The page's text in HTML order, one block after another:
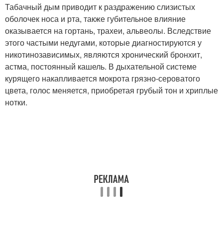
Табачный дым приводит к раздражению слизистых
оболочек носа и рта, также губительное влияние
оказывается на гортань, трахеи, альвеолы. Вследствие
этого частыми недугами, которые диагностируются у
никотинозависимых, являются хронический бронхит,
астма, постоянный кашель. В дыхательной системе
курящего накапливается мокрота грязно-сероватого
цвета, голос меняется, приобретая грубый тон и хриплые
нотки.